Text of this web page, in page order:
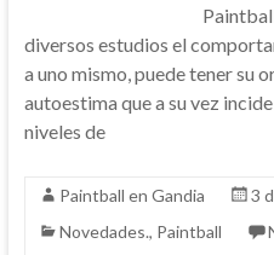
diversos estudios el
a uno mismo, puede tener su
autoestima que a su vez
niveles de
Paintball en Gandia
3
Novedades., Paintball